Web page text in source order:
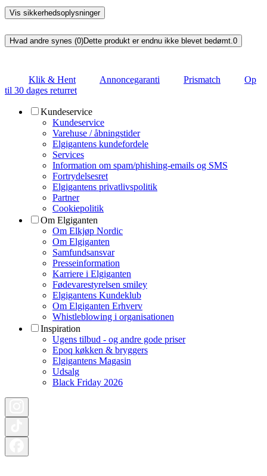
Vis sikkerhedsoplysninger
Hvad andre synes (0)Dette produkt er endnu ikke blevet bedømt.0
Klik & Hent Annoncegaranti Prismatch
Op
til 30 dages returret
Kundeservice
Kundeservice
Varehuse / åbningstider
Elgigantens kundefordele
Services
Information om spam/phishing-emails og SMS
Fortrydelsesret
Elgigantens privatlivspolitik
Partner
Cookiepolitik
Om Elgiganten
Om Elkjøp Nordic
Om Elgiganten
Samfundsansvar
Presseinformation
Karriere i Elgiganten
Fødevarestyrelsen smiley
Elgigantens Kundeklub
Om Elgiganten Erhverv
Whistleblowing i organisationen
Inspiration
Ugens tilbud - og andre gode priser
Epoq køkken & bryggers
Elgigantens Magasin
Udsalg
Black Friday 2026